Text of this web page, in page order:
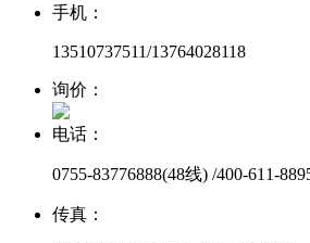
手机：
13510737511/13764028118
询价：
电话：
0755-83776888(48线) /400-611-
传真：